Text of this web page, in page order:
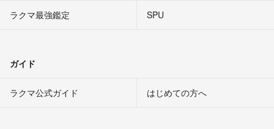
ラクマ最強鑑定
SPU
ガイド
ラクマ公式ガイド はじめての方へ